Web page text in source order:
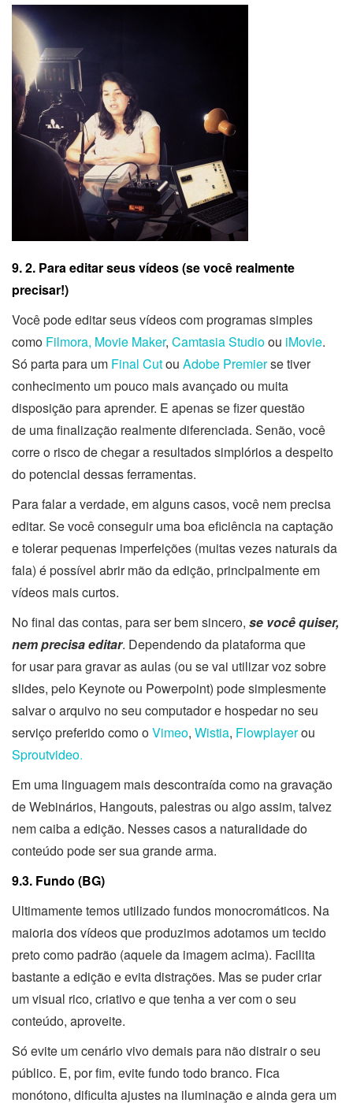
9. 2. Para editar seus vídeos (se você realmente
precisar!)
Você pode editar seus vídeos com programas simples
como Filmora, Movie Maker, Camtasia Studioou iMovie.
Só parta para um Final Cutou Adobe Premierse tiver
conhecimento um pouco mais avançado ou muita
disposição para aprender. E apenas se fizer questão
de uma finalização realmente diferenciada. Senão, você
corre o risco de chegar a resultados simplórios a despeito
do potencial dessas ferramentas.
Para falar a verdade, em alguns casos, você nem precisa
editar. Se você conseguir uma boa eficiência na captação
e tolerar pequenas imperfeições (muitas vezes naturais da
fala) é possível abrir mão da edição, principalmente em
vídeos mais curtos.
No final das contas, para ser bem sincero, se você quiser,
nem precisa editar. Dependendo da plataforma que
for usar para gravar as aulas (ou se vai utilizar voz sobre
slides, pelo Keynote ou Powerpoint) pode simplesmente
salvar o arquivo no seu computador e hospedar no seu
serviço preferido como oVimeo, Wistia, Flowplayerou
Sproutvideo.
Em uma linguagem mais descontraída como na gravação
de Webinários, Hangouts, palestras ou algo assim, talvez
nem caiba a edição. Nesses casos a naturalidade do
conteúdo pode ser sua grande arma.
9.3. Fundo (BG)
Ultimamente temos utilizado fundos monocromáticos. Na
maioria dos vídeos que produzimos adotamos um tecido
preto como padrão (aquele da imagem acima). Facilita
bastante a edição e evita distrações. Mas se puder criar
um visual rico, criativo e que tenha a ver com o seu
conteúdo, aproveite.
Só evite um cenário vivo demais para não distrair o seu
público. E, por fim, evite fundo todo branco. Fica
monótono, dificulta ajustes na iluminação e ainda gera um